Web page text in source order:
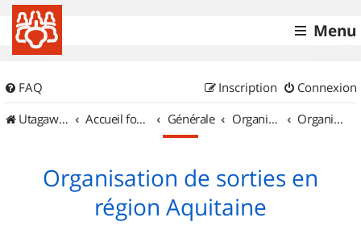
Menu
FAQ Connexion
Inscription
UtagawaVTT (Randos VTT et VTTAE avec traces GPS)
Accueil forum Générale Organisation de sorties & Recherche de partenaires Organisation de sorties en région Aquitaine
Organisation de sorties en
région Aquitaine